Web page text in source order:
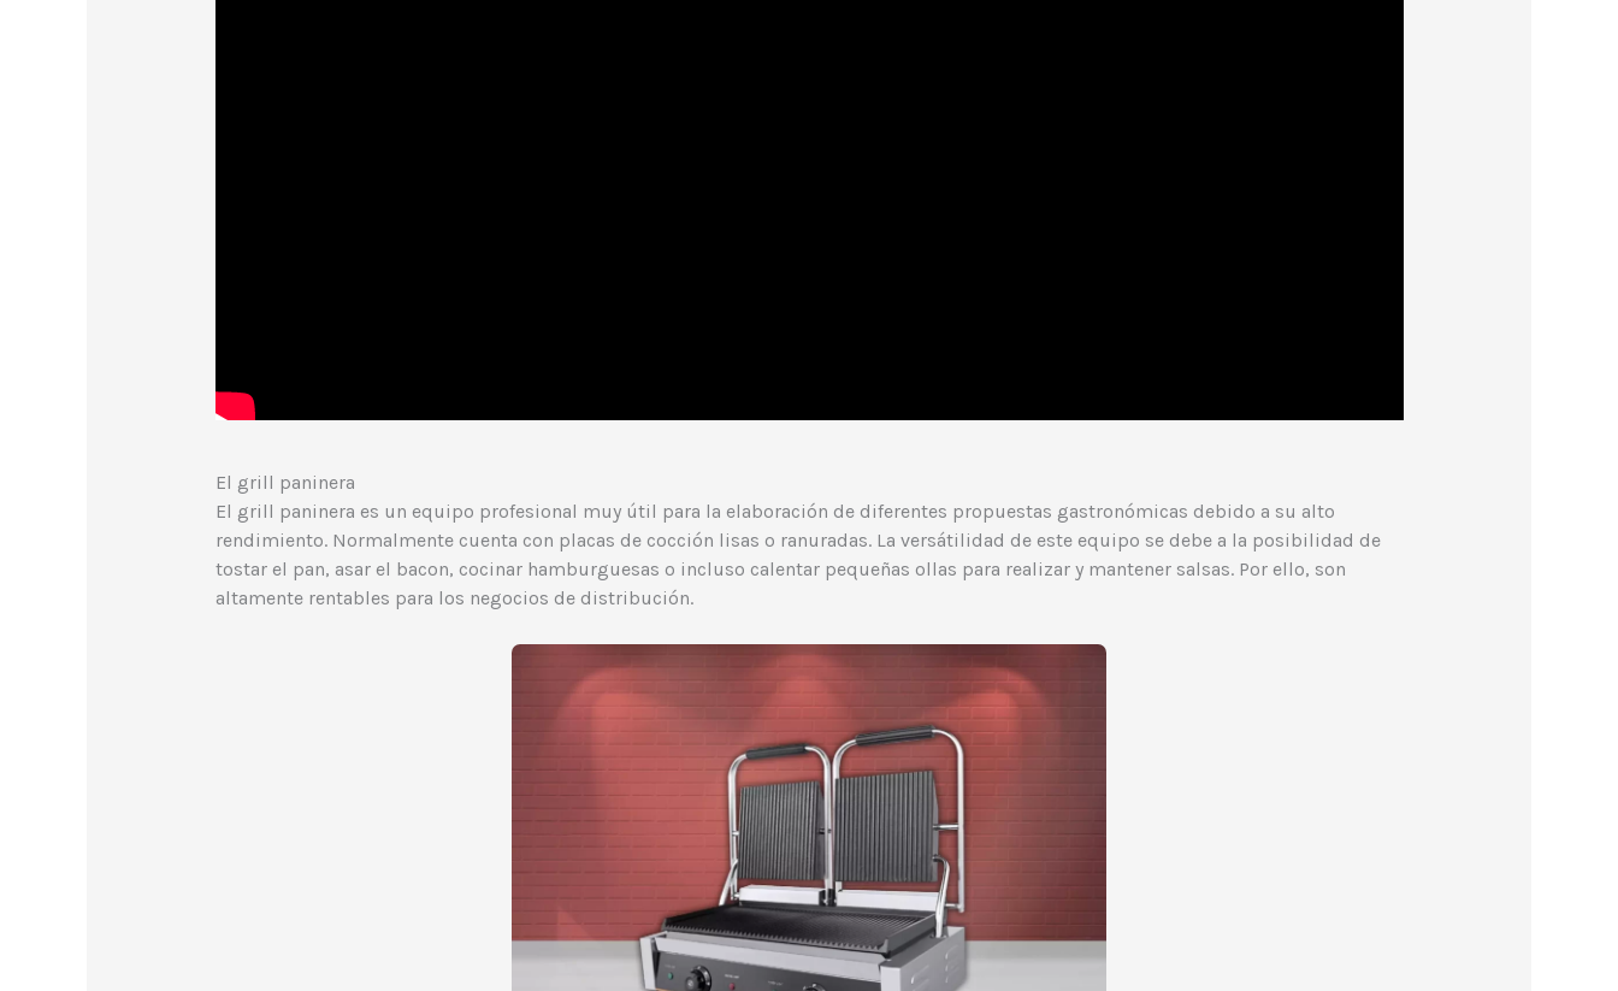
El grill paninera
El grill paninera es un equipo profesional muy útil para la elaboración de diferentes propuestas gastronómicas debido a su alto
rendimiento. Normalmente cuenta con placas de cocción lisas o ranuradas. La versátilidad de este equipo se debe a la posibilidad de
tostar el pan, asar el bacon, cocinar hamburguesas o incluso calentar pequeñas ollas para realizar y mantener salsas. Por ello, son
altamente rentables para los negocios de distribución.